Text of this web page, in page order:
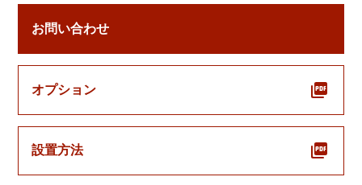
お問い合わせ
オプション
設置方法